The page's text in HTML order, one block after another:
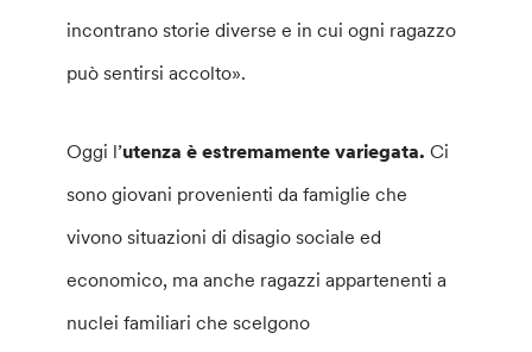
incontrano storie diverse e in cui ogni ragazzo
può sentirsi accolto».
Oggi l’utenza è estremamente variegata.Ci
sono giovani provenienti da famiglie che
vivono situazioni di disagio sociale ed
economico, ma anche ragazzi appartenenti a
nuclei familiari che scelgono